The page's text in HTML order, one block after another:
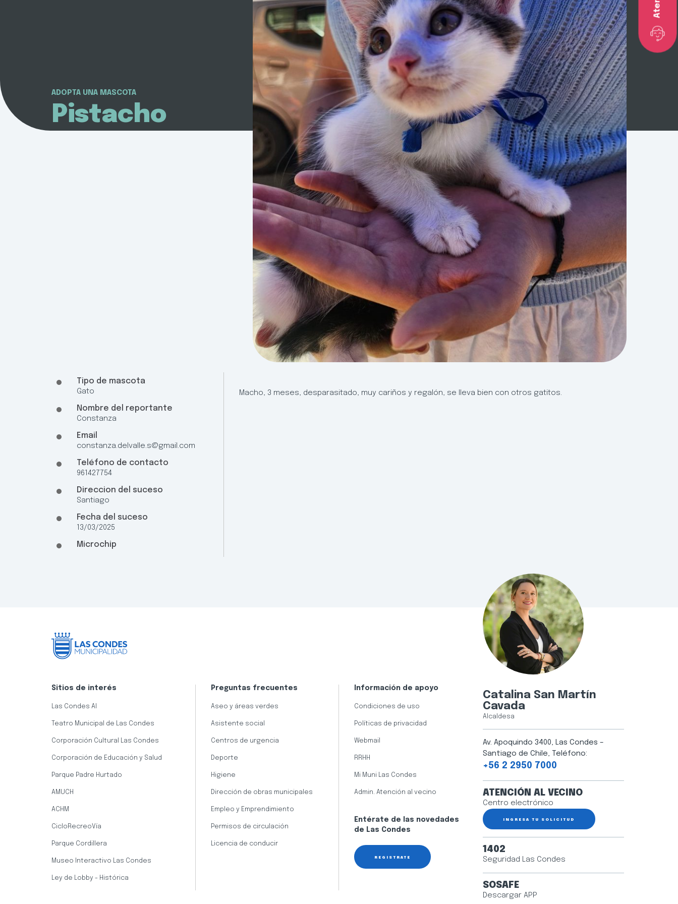
ADOPTA UNA MASCOTA
Pistacho
Tipo de mascota
Gato
Nombre del reportante
Constanza
Email
constanza.delvalle.s@gmail.com
Teléfono de contacto
961427754
Direccion del suceso
Santiago
Fecha del suceso
13/03/2025
Microchip
Macho, 3 meses, desparasitado, muy cariños y regalón, se lleva bien con otros gatitos.
Sitios de interés
Las Condes AI
Teatro Municipal de Las Condes
Corporación Cultural Las Condes
Corporación de Educación y Salud
Parque Padre Hurtado
AMUCH
ACHM
CicloRecreoVía
Parque Cordillera
Museo Interactivo Las Condes
Ley de Lobby - Histórica
Preguntas frecuentes
Aseo y áreas verdes
Asistente social
Centros de urgencia
Deporte
Higiene
Dirección de obras municipales
Empleo y Emprendimiento
Permisos de circulación
Licencia de conducir
Información de apoyo
Condiciones de uso
Políticas de privacidad
Webmail
RRHH
Mi Muni Las Condes
Admin. Atención al vecino
Entérate de las novedades
de Las Condes
REGÍSTRATE
Catalina San Martín
Cavada
Alcaldesa
Av. Apoquindo 3400, Las Condes –
Santiago de Chile, Teléfono:
+56 2 2950 7000
ATENCIÓN AL VECINO
Centro electrónico
INGRESA TU SOLICITUD
1402
Seguridad Las Condes
SOSAFE
Descargar APP